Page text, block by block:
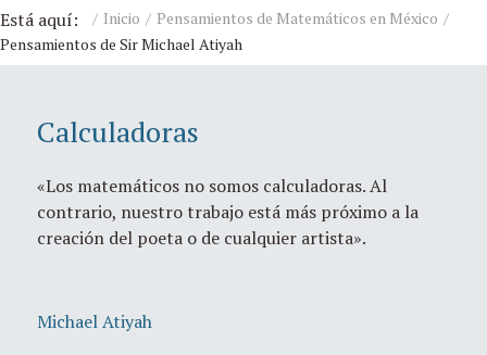
Está aquí: Inicio
Pensamientos de Matemáticos en México
Pensamientos de Sir Michael Atiyah
Calculadoras
«Los matemáticos no somos calculadoras. Al
contrario, nuestro trabajo está más próximo a la
creación del poeta o de cualquier artista».
Michael Atiyah